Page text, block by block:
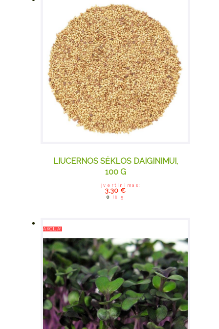
LIUCERNOS SĖKLOS DAIGINIMUI,
100 G
Įvertinimas:
0 iš 5
3.30 €
AKCIJA!